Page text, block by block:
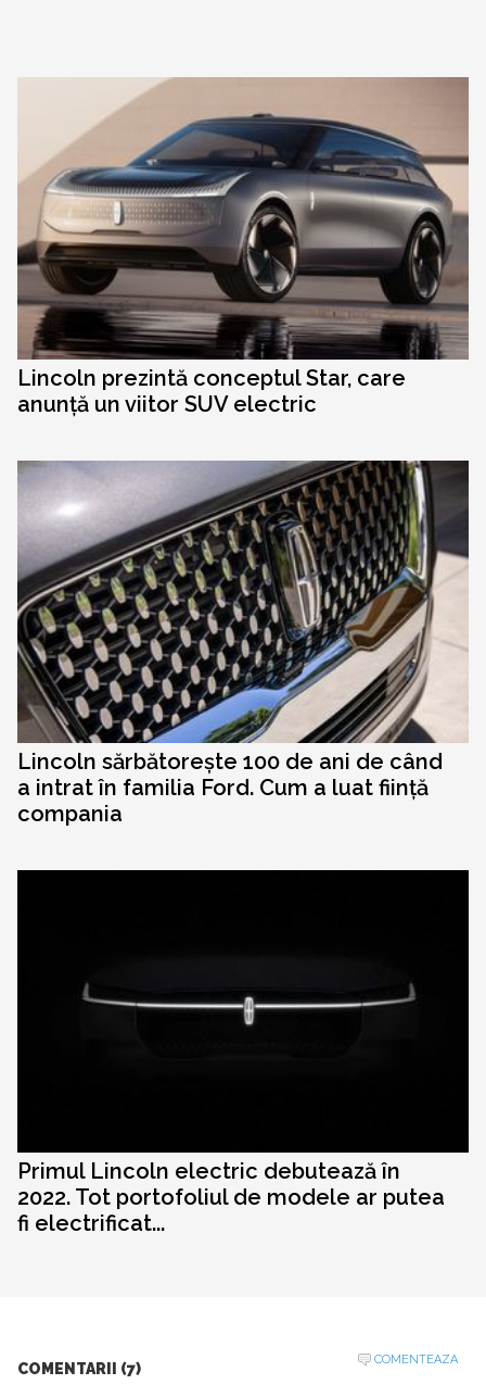
Lincoln prezintă conceptul Star, care
anunță un viitor SUV electric
Lincoln sărbătorește 100 de ani de când
a intrat în familia Ford. Cum a luat ființă
compania
Primul Lincoln electric debutează în
2022. Tot portofoliul de modele ar putea
fi electrificat...
COMENTARII (7)
COMENTEAZA